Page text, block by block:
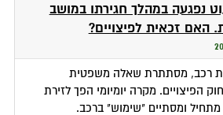
נפגעה במהלך חגירתו במושב
האם זכאית לפיצויים?
רכב, מסתתרת שאלה משפטית
הפיצויים. מקרה יומיומי הפך לזירת
ומסתיים "שימוש" ברכב.